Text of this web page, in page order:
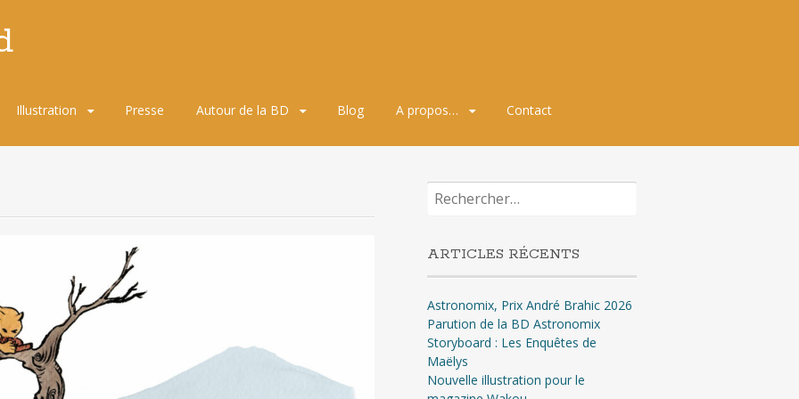
Illustration Presse Autour de la BD Blog A propos… Contact
Rechercher :
ARTICLES RÉCENTS
Astronomix, Prix André Brahic 2026
Parution de la BD Astronomix
Storyboard : Les Enquêtes de
Maëlys
Nouvelle illustration pour le